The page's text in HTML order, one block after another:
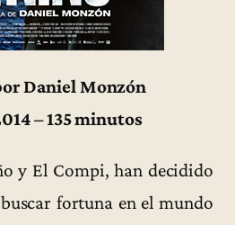
Daniel Monzón
– 135 minutos
y El Compi, han decidido
fortuna en el mundo